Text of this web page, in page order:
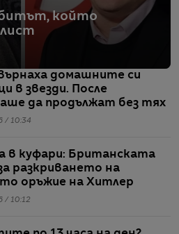
който
домашните си
в звезди. После
да продължат без тях
/ 10:34
в куфари: Британската
разкриването на
оръжие на Хитлер
/ 10:12